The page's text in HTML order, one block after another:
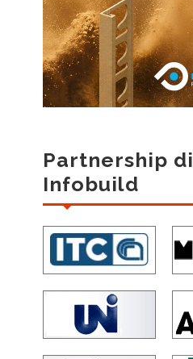
Partnership di
Infobuild